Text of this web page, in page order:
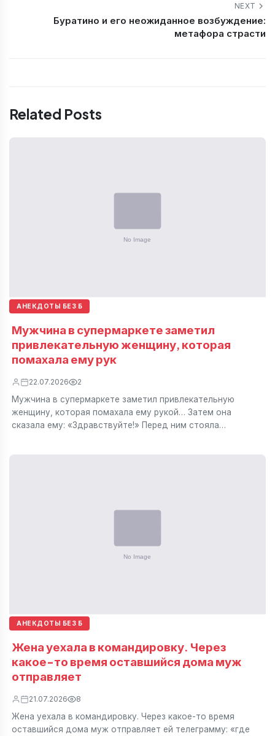
NEXT
Буратино и его неожиданное возбуждение:
метафора страсти
Related Posts
АНЕКДОТЫ БЕЗ Б
Мужчина в супермаркете заметил
привлекательную женщину, которая
помахала ему рук
22.07.2026 2
Мужчина в супермаркете заметил привлекательную
женщину, которая помахала ему рукой… Затем она
сказала ему: «Здравствуйте!» Перед ним стояла…
АНЕКДОТЫ БЕЗ Б
Жена уехала в командировку. Через
какое-то время оставшийся дома муж
отправляет
21.07.2026 8
Жена уехала в командировку. Через какое-то время
оставшийся дома муж отправляет ей телеграмму: «где